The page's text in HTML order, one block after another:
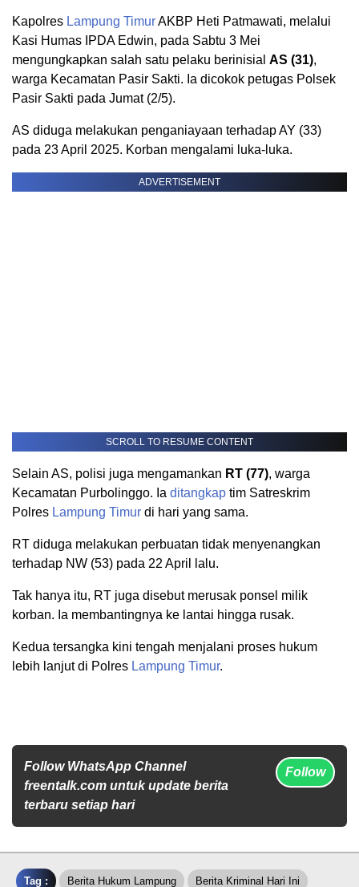
Kapolres Lampung TimurAKBP Heti Patmawati, melalui
Kasi Humas IPDA Edwin, pada Sabtu 3 Mei
mengungkapkan salah satu pelaku berinisial AS (31),
warga Kecamatan Pasir Sakti. Ia dicokok petugas Polsek
Pasir Sakti pada Jumat (2/5).
AS diduga melakukan penganiayaan terhadap AY (33)
pada 23 April 2025. Korban mengalami luka-luka.
ADVERTISEMENT
SCROLL TO RESUME CONTENT
Selain AS, polisi juga mengamankan RT (77), warga
Kecamatan Purbolinggo. Ia ditangkap tim Satreskrim
Polres Lampung Timur di hari yang sama.
RT diduga melakukan perbuatan tidak menyenangkan
terhadap NW (53) pada 22 April lalu.
Tak hanya itu, RT juga disebut merusak ponsel milik
korban. Ia membantingnya ke lantai hingga rusak.
Kedua tersangka kini tengah menjalani proses hukum
lebih lanjut di Polres Lampung Timur.
Follow WhatsApp Channel
freentalk.com untuk update berita
terbaru setiap hari
Follow
Tag : Berita Hukum Lampung Berita Kriminal Hari Ini